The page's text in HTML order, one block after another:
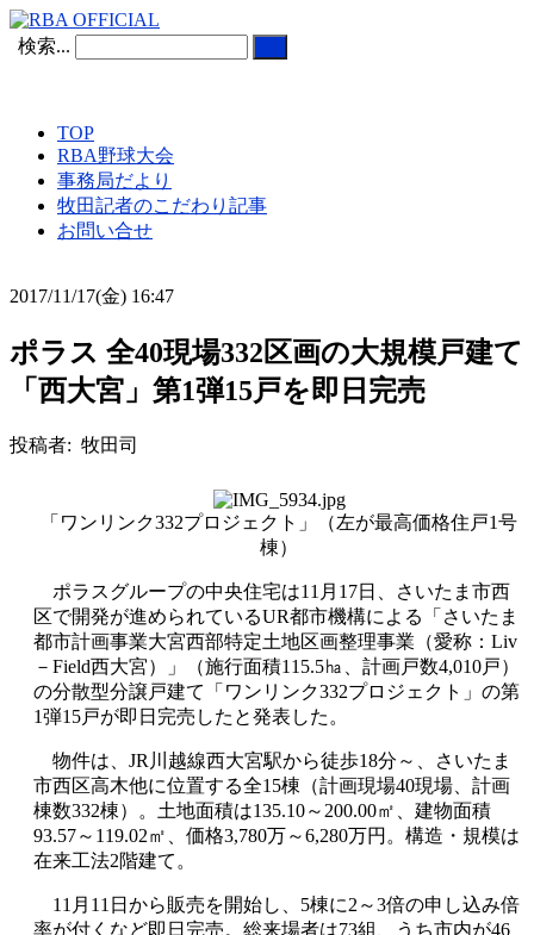
検索...
TOP
RBA野球大会
事務局だより
牧田記者のこだわり記事
お問い合せ
2017/11/17(金) 16:47
ポラス 全40現場332区画の大規模戸建て
「西大宮」第1弾15戸を即日完売
投稿者: 牧田司
「ワンリンク332プロジェクト」（左が最高価格住戸1号
棟）
ポラスグループの中央住宅は11月17日、さいたま市西
区で開発が進められているUR都市機構による「さいたま
都市計画事業大宮西部特定土地区画整理事業（愛称：Liv
－Field西大宮）」（施行面積115.5㏊、計画戸数4,010戸）
の分散型分譲戸建て「ワンリンク332プロジェクト」の第
1弾15戸が即日完売したと発表した。
物件は、JR川越線西大宮駅から徒歩18分～、さいたま
市西区高木他に位置する全15棟（計画現場40現場、計画
棟数332棟）。土地面積は135.10～200.00㎡、建物面積
93.57～119.02㎡、価格3,780万～6,280万円。構造・規模は
在来工法2階建て。
11月11日から販売を開始し、5棟に2～3倍の申し込み倍
率が付くなど即日完売。総来場者は73組、うち市内が46